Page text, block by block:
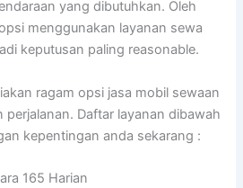
yang dibutuhkan. Oleh
menggunakan layanan sewa
keputusan paling reasonable.
ragam opsi jasa mobil sewaan
perjalanan. Daftar layanan dibawah
kepentingan anda sekarang :
165 Harian